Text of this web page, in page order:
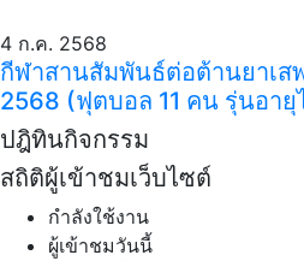
4 ก.ค. 2568
กีฬาสานสัมพันธ์ต่อต้านยาเส
2568 (ฟุตบอล 11 คน รุ่นอายุ
ปฎิทินกิจกรรม
สถิติผู้เข้าชมเว็บไซต์
กำลังใช้งาน
ผู้เข้าชมวันนี้